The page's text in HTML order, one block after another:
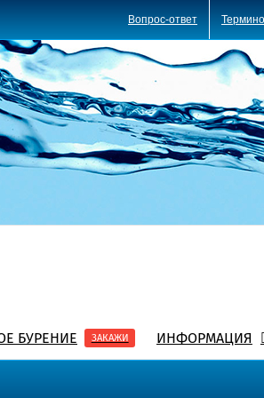
Вопрос-ответ
БУРЕНИЕ ЗАКАЖИ ИНФОРМАЦИЯ